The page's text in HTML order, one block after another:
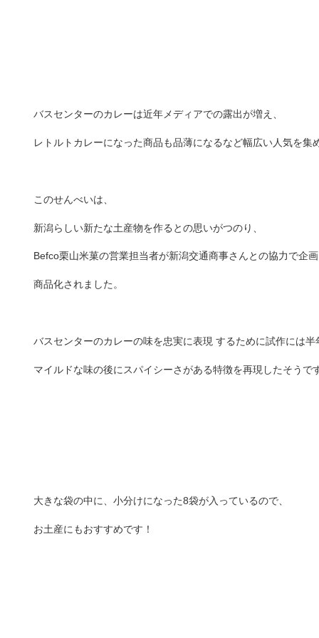
バスセンターのカレーは近年メディアでの露出が増え、
レトルトカレーになった商品も品薄になるなど幅広い人気を集
このせんべいは、
新潟らしい新たな土産物を作るとの思いがつのり、
Befco栗山米菓の営業担当者が新潟交通商事さんとの協力で企画
商品化されました。
バスセンターのカレーの味を忠実に表現 するために試作には半
マイルドな味の後にスパイシーさがある特徴を再現したそうです
大きな袋の中に、小分けになった8袋が入っているので、
お土産にもおすすめです！